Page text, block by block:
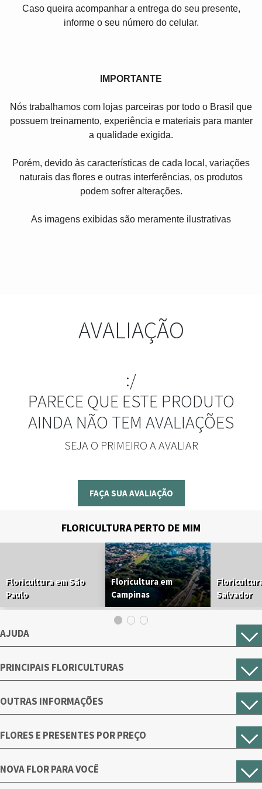
Caso queira acompanhar a entrega do seu presente,
informe o seu número do celular.
IMPORTANTE
Nós trabalhamos com lojas parceiras por todo o Brasil que
possuem treinamento, experiência e materiais para manter
a qualidade exigida.
Porém, devido às características de cada local, variações
naturais das flores e outras interferências, os produtos
podem sofrer alterações.
As imagens exibidas são meramente ilustrativas
AVALIAÇÃO
:/
PARECE QUE ESTE PRODUTO
AINDA NÃO TEM AVALIAÇÕES
SEJA O PRIMEIRO A AVALIAR
FAÇA SUA AVALIAÇÃO
FLORICULTURA PERTO DE MIM
Floricultura em São
Paulo
Floricultura em
Campinas
Salvador
AJUDA
PRINCIPAIS FLORICULTURAS
OUTRAS INFORMAÇÕES
FLORES E PRESENTES POR PREÇO
NOVA FLOR PARA VOCÊ